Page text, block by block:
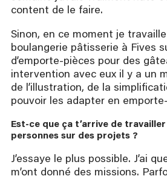
content de le faire.
Sinon, en ce moment je
boulangerie pâtisserie à Fives
d’emporte-pièces pour des
intervention avec eux il y a un
de l’illustration, de la
pouvoir les adapter en
Est-ce que ça t’arrive de travailler
personnes sur des projets ?
J’essaye le plus possible. J’ai
m’ont donné des missions.